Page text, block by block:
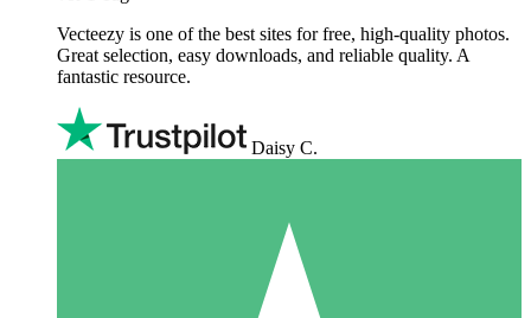
Vecteezy is one of the best sites for free, high‑quality photos.
Great selection, easy downloads, and reliable quality. A
fantastic resource.
Daisy C.